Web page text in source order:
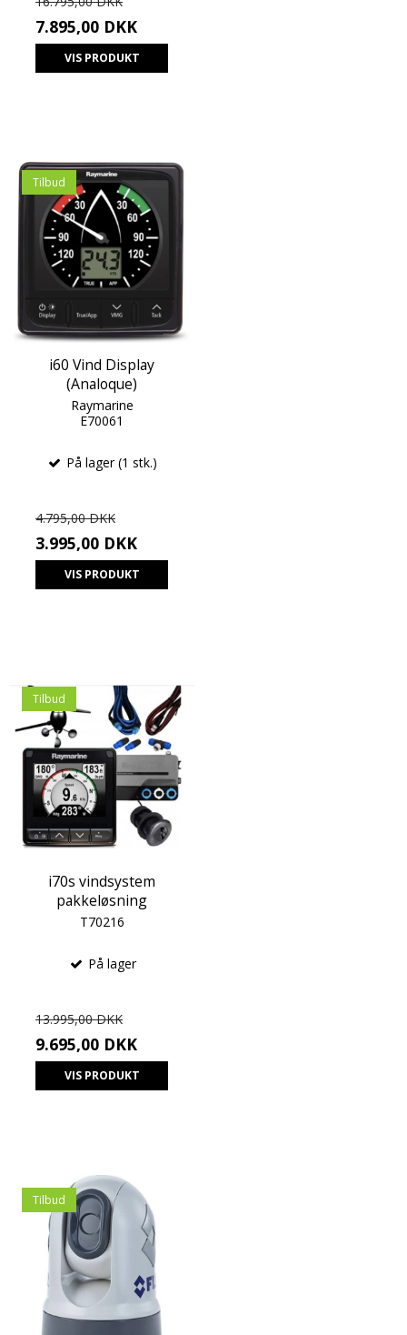
7.895,00 DKK
VIS PRODUKT
Tilbud
i60 Vind Display
(Analoque)
Raymarine
E70061
På lager (1 stk.)
4.795,00 DKK
3.995,00 DKK
VIS PRODUKT
Tilbud
i70s vindsystem
pakkeløsning
T70216
På lager
13.995,00 DKK
9.695,00 DKK
VIS PRODUKT
Tilbud